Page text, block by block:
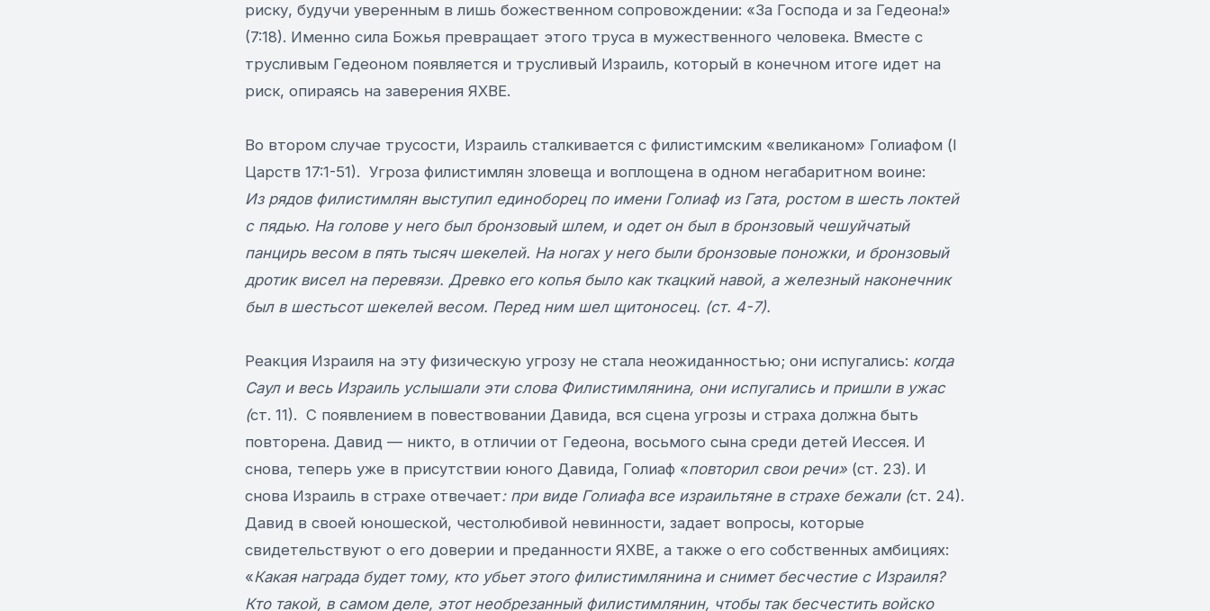
риску, будучи уверенным в лишь божественном сопровождении: «За Господа и за Гедеона!»
(7:18). Именно сила Божья превращает этого труса в мужественного человека. Вместе с
трусливым Гедеоном появляется и трусливый Израиль, который в конечном итоге идет на
риск, опираясь на заверения ЯХВЕ.
Во втором случае трусости, Израиль сталкивается с филистимским «великаном» Голиафом (I
Царств 17:1-51). Угроза филистимлян зловеща и воплощена в одном негабаритном воине:
Из рядов филистимлян выступил единоборец по имени Голиаф из Гата, ростом в шесть локтей
с пядью. На голове у него был бронзовый шлем, и одет он был в бронзовый чешуйчатый
панцирь весом в пять тысяч шекелей. На ногах у него были бронзовые поножки, и бронзовый
дротик висел на перевязи. Древко его копья было как ткацкий навой, а железный наконечник
был в шестьсот шекелей весом. Перед ним шел щитоносец. (ст. 4-7).
Реакция Израиля на эту физическую угрозу не стала неожиданностью; они испугались: когда
Саул и весь Израиль услышали эти слова Филистимлянина, они испугались и пришли в ужас
(ст. 11). С появлением в повествовании Давида, вся сцена угрозы и страха должна быть
повторена. Давид — никто, в отличии от Гедеона, восьмого сына среди детей Иессея. И
снова, теперь уже в присутствии юного Давида, Голиаф «повторил свои речи» (ст. 23). И
снова Израиль в страхе отвечает: при виде Голиафа все израильтяне в страхе бежали (ст. 24).
Давид в своей юношеской, честолюбивой невинности, задает вопросы, которые
свидетельствуют о его доверии и преданности ЯХВЕ, а также о его собственных амбициях:
«Какая награда будет тому, кто убьет этого филистимлянина и снимет бесчестие с Израиля?
Кто такой, в самом деле, этот необрезанный филистимлянин, чтобы так бесчестить войско